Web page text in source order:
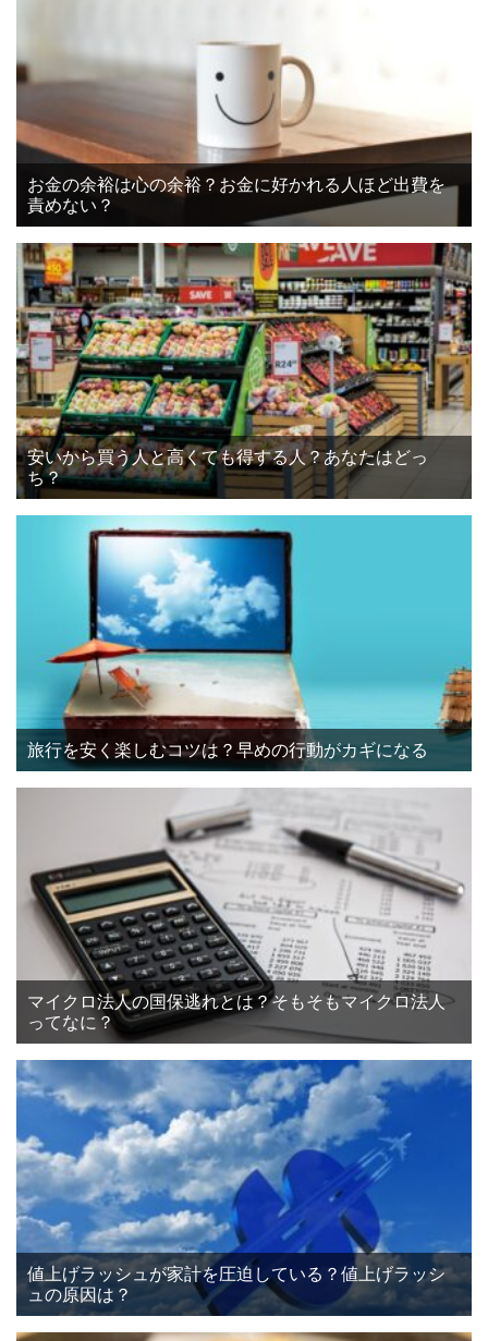
お金の余裕は心の余裕？お金に好かれる人ほど出費を
責めない？
安いから買う人と高くても得する人？あなたはどっ
ち？
旅行を安く楽しむコツは？早めの行動がカギになる
マイクロ法人の国保逃れとは？そもそもマイクロ法人
ってなに？
値上げラッシュが家計を圧迫している？値上げラッシ
ュの原因は？